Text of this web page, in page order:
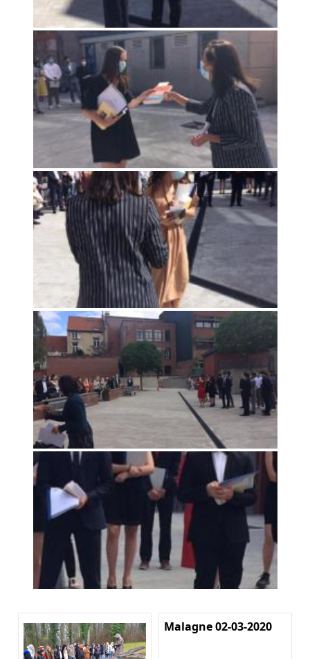
Malagne 02-03-2020